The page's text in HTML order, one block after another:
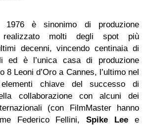
è sinonimo di produzione
realizzato molti degli spot più
decenni, vincendo centinaia di
ed è l’unica casa di produzione
8 Leoni d’Oro a Cannes, l’ultimo nel
chiave del successo di
collaborazione con alcuni dei
(con FilmMaster hanno
Federico Fellini,Spike Lee e